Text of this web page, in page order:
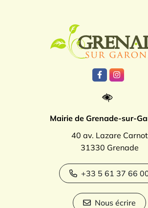
Lien vers le
Lien
Mairie de Grenade-sur-
40 av. Lazare Carnot
31330 Grenade
+33 5 61 37 66
Nous écrire